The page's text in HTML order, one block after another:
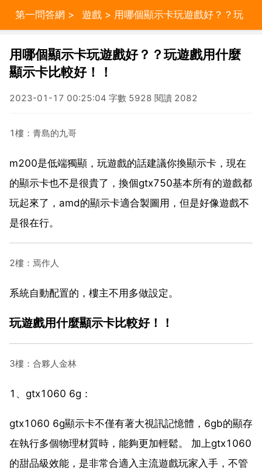
第一問答網 > 遊戲 > 用哪個顯示卡玩遊戲好？？玩
用哪個顯示卡玩遊戲好？？玩遊戲用什麼
顯示卡比較好！！
2023-01-17 00:25:04 字數 5928 閱讀 2082
1樓：青島的九哥
m200是低端獨顯，玩遊戲的話建議你換顯示卡，現在
的顯示卡也不是很貴了，換個gtx750基本所有的遊戲都
玩起來了，amd的顯示卡適合製圖用，但是好像遊戲不
是很在行。
2樓：焉作人
系統自動配置的，樓主不用多做設定。
玩遊戲用什麼顯示卡比較好！！
3樓：合夥人金林
1、gtx1060 6g：
gtx1060 6g顯示卡不僅有著大視訊記憶體，6gb的顯存
在執行多個物理材質時，能夠更加輕鬆。 加上gtx1060
的甜品級效能，是非常合適入主流遊戲玩家入手，不管